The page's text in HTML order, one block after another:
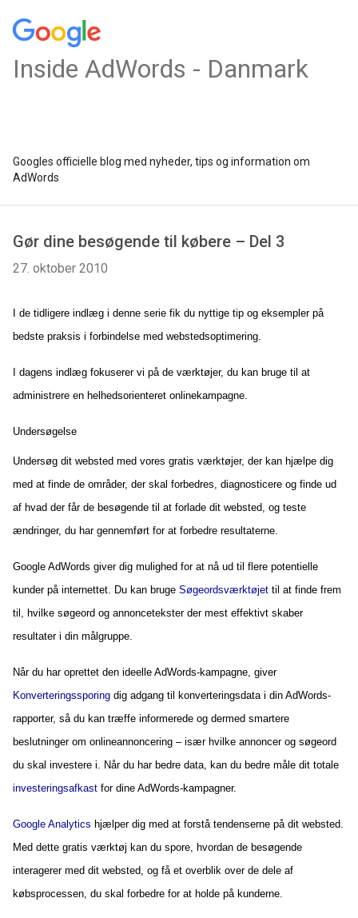
Inside AdWords - Danmark
Googles officielle blog med nyheder, tips og information om
AdWords
Gør dine besøgende til købere – Del 3
27. oktober 2010
I de tidligere indlæg i denne serie fik du nyttige tip og eksempler på
bedste praksis i forbindelse med webstedsoptimering.
I dagens indlæg fokuserer vi på de værktøjer, du kan bruge til at
administrere en helhedsorienteret onlinekampagne.
Undersøgelse
Undersøg dit websted med vores gratis værktøjer, der kan hjælpe dig
med at finde de områder, der skal forbedres, diagnosticere og finde ud
af hvad der får de besøgende til at forlade dit websted, og teste
ændringer, du har gennemført for at forbedre resultaterne.
Google AdWords giver dig mulighed for at nå ud til flere potentielle
kunder på internettet. Du kan bruge Søgeordsværktøjet til at finde frem
til, hvilke søgeord og annoncetekster der mest effektivt skaber
resultater i din målgruppe.
Når du har oprettet den ideelle AdWords-kampagne, giver
Konverteringssporing dig adgang til konverteringsdata i din AdWords-
rapporter, så du kan træffe informerede og dermed smartere
beslutninger om onlineannoncering – især hvilke annoncer og søgeord
du skal investere i. Når du har bedre data, kan du bedre måle dit totale
investeringsafkast for dine AdWords-kampagner.
Google Analytics hjælper dig med at forstå tendenserne på dit websted.
Med dette gratis værktøj kan du spore, hvordan de besøgende
interagerer med dit websted, og få et overblik over de dele af
købsprocessen, du skal forbedre for at holde på kunderne.